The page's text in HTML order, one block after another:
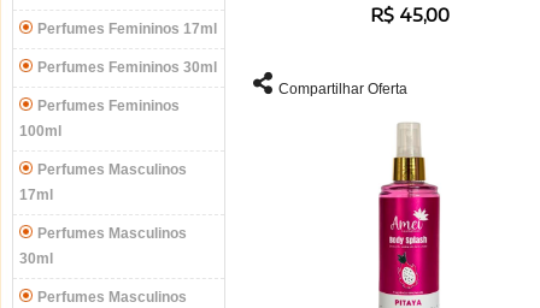
Perfumes Femininos 17ml
Perfumes Femininos 30ml
Perfumes Femininos
100ml
Perfumes Masculinos
17ml
Perfumes Masculinos
30ml
Perfumes Masculinos
R$ 45,00
Compartilhar Oferta